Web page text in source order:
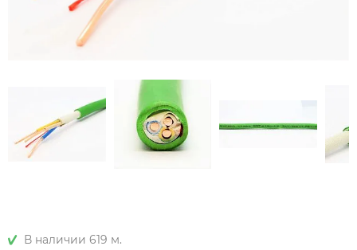
В наличии 619 м.